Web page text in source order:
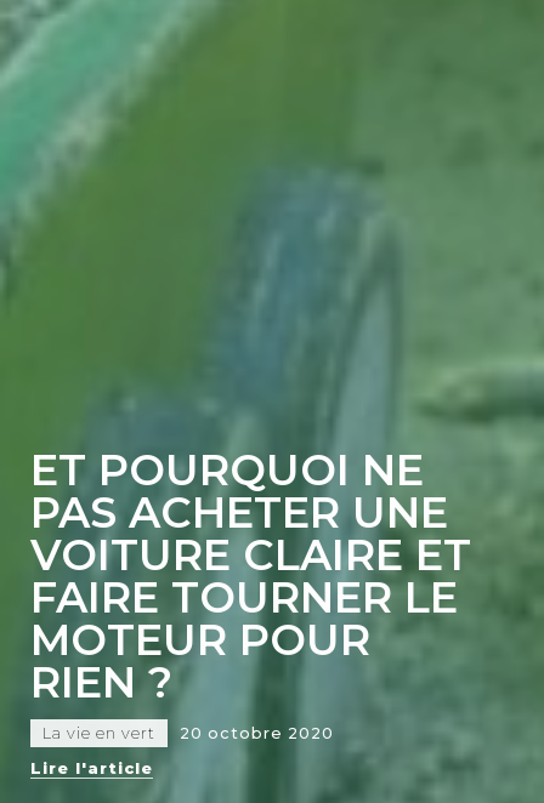
ET POURQUOI NE
PAS ACHETER UNE
VOITURE CLAIRE ET
FAIRE TOURNER LE
MOTEUR POUR
RIEN ?
La vie en vert
20 octobre 2020
Lire l'article